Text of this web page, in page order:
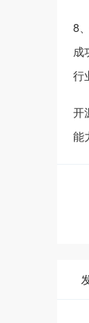
8
成
行
开
能